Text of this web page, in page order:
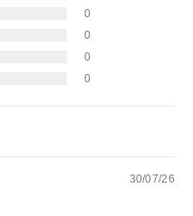
0
0
0
0
30/07/26